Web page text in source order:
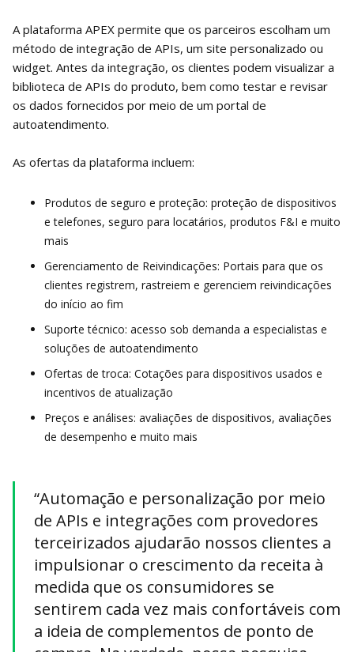
A plataforma APEX permite que os parceiros escolham um
método de integração de APIs, um site personalizado ou
widget. Antes da integração, os clientes podem visualizar a
biblioteca de APIs do produto, bem como testar e revisar
os dados fornecidos por meio de um portal de
autoatendimento.
As ofertas da plataforma incluem:
Produtos de seguro e proteção: proteção de dispositivos
e telefones, seguro para locatários, produtos F&I e muito
mais
Gerenciamento de Reivindicações: Portais para que os
clientes registrem, rastreiem e gerenciem reivindicações
do início ao fim
Suporte técnico: acesso sob demanda a especialistas e
soluções de autoatendimento
Ofertas de troca: Cotações para dispositivos usados ​​e
incentivos de atualização
Preços e análises: avaliações de dispositivos, avaliações
de desempenho e muito mais
“Automação e personalização por meio
de APIs e integrações com provedores
terceirizados ajudarão nossos clientes a
impulsionar o crescimento da receita à
medida que os consumidores se
sentirem cada vez mais confortáveis ​​com
a ideia de complementos de ponto de